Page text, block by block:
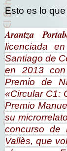
Esto es lo
Arantza
licenciada
Santiago de
en 2013
Premio de
«Circular C1:
Premio
su
concurso de
Vallès, que